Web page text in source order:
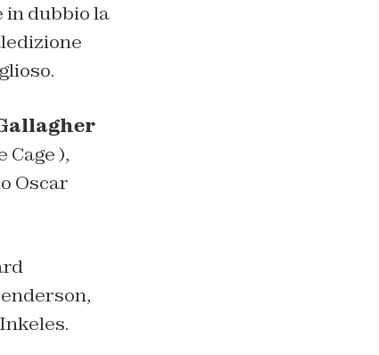
in dubbio la
Cage),
Oscar